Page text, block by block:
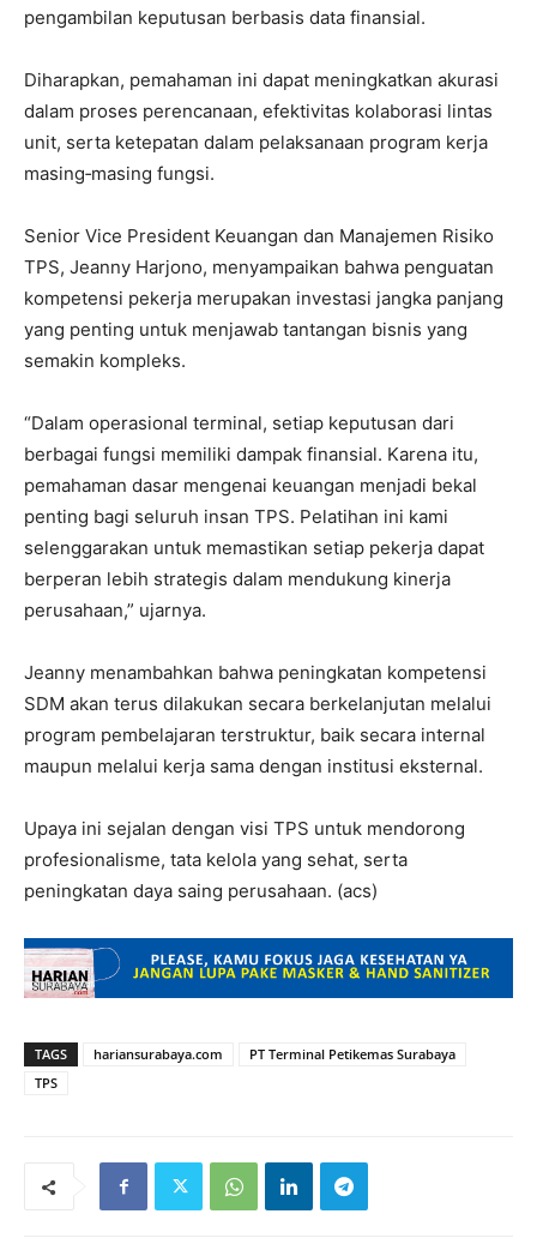
pengambilan keputusan berbasis data finansial.
Diharapkan, pemahaman ini dapat meningkatkan akurasi
dalam proses perencanaan, efektivitas kolaborasi lintas
unit, serta ketepatan dalam pelaksanaan program kerja
masing‑masing fungsi.
Senior Vice President Keuangan dan Manajemen Risiko
TPS, Jeanny Harjono, menyampaikan bahwa penguatan
kompetensi pekerja merupakan investasi jangka panjang
yang penting untuk menjawab tantangan bisnis yang
semakin kompleks.
“Dalam operasional terminal, setiap keputusan dari
berbagai fungsi memiliki dampak finansial. Karena itu,
pemahaman dasar mengenai keuangan menjadi bekal
penting bagi seluruh insan TPS. Pelatihan ini kami
selenggarakan untuk memastikan setiap pekerja dapat
berperan lebih strategis dalam mendukung kinerja
perusahaan,” ujarnya.
Jeanny menambahkan bahwa peningkatan kompetensi
SDM akan terus dilakukan secara berkelanjutan melalui
program pembelajaran terstruktur, baik secara internal
maupun melalui kerja sama dengan institusi eksternal.
Upaya ini sejalan dengan visi TPS untuk mendorong
profesionalisme, tata kelola yang sehat, serta
peningkatan daya saing perusahaan. (acs)
TAGS hariansurabaya.com
PT Terminal Petikemas Surabaya
TPS